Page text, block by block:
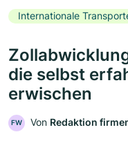
Internationale
die selbst
erwischen
FW Von Redaktion